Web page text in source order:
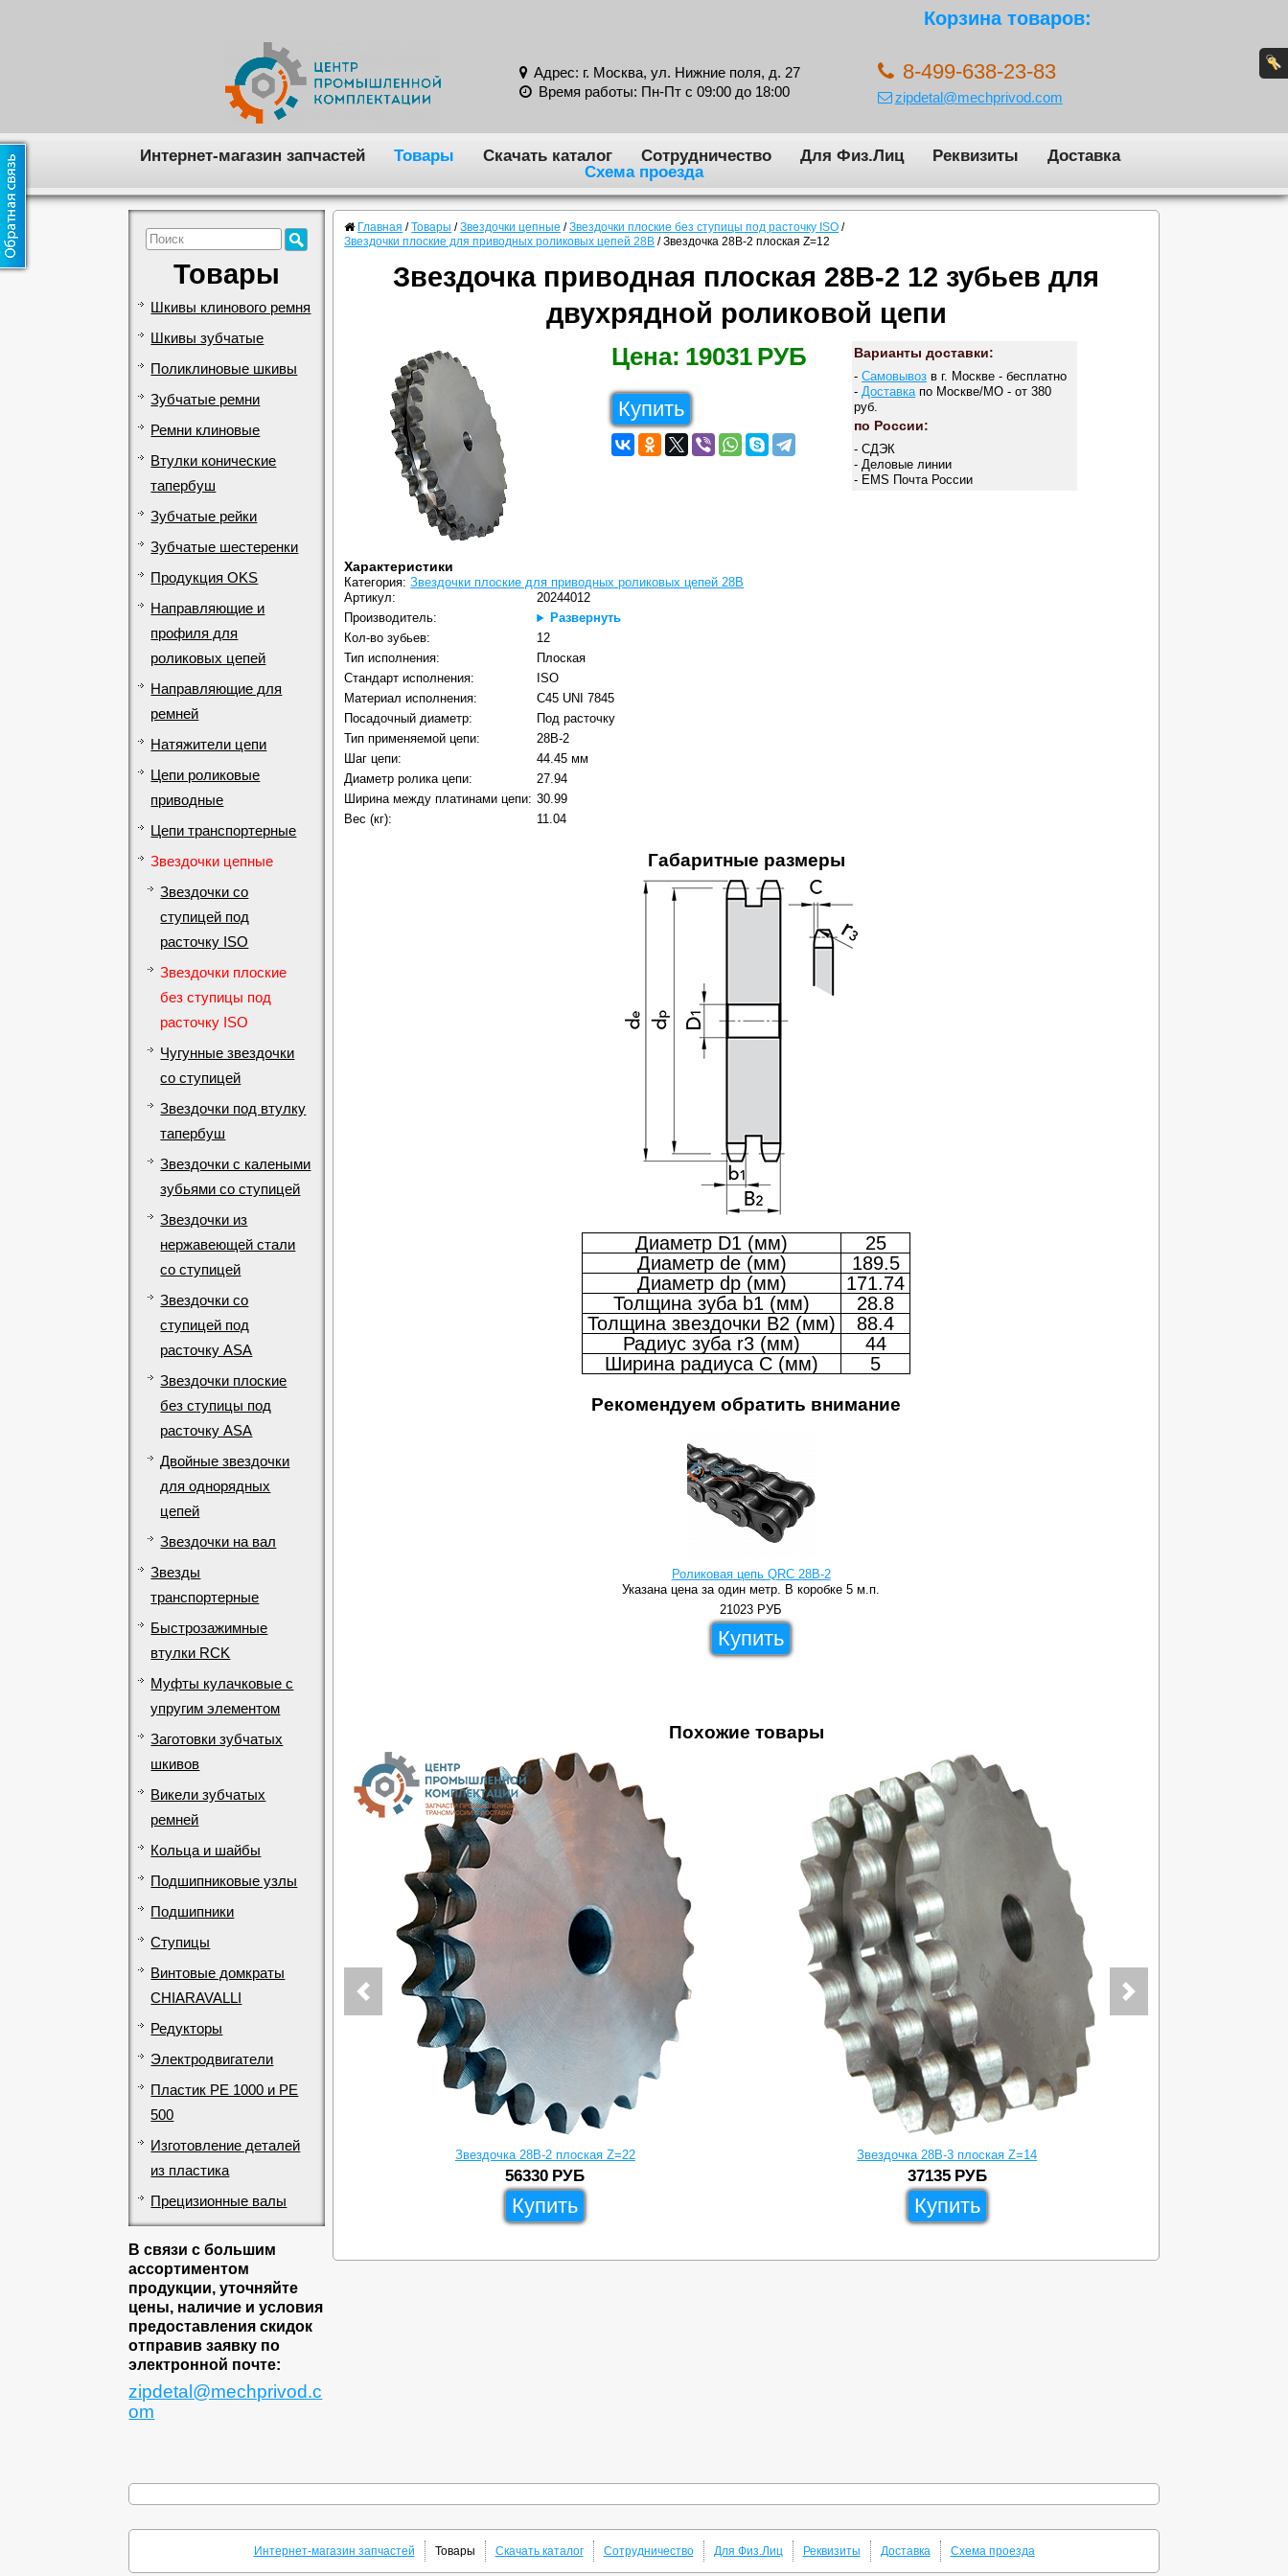
Корзина товаров:
Адрес: г. Москва, ул. Нижние поля, д. 27
Время работы: Пн-Пт с 09:00 до 18:00
8-499-638-23-83
zipdetal@mechprivod.com
Интернет-магазин запчастей Товары Скачать каталог Сотрудничество Для Физ.Лиц Реквизиты
Доставка
Схема проезда
Товары
Шкивы клинового ремня
Шкивы зубчатые
Поликлиновые шкивы
Зубчатые ремни
Ремни клиновые
Втулки конические
тапербуш
Зубчатые рейки
Зубчатые шестеренки
Продукция OKS
Направляющие и
профиля для
роликовых цепей
Направляющие для
ремней
Натяжители цепи
Цепи роликовые
приводные
Цепи транспортерные
Звездочки цепные
Звездочки со
ступицей под
расточку ISO
Звездочки плоские
без ступицы под
расточку ISO
Чугунные звездочки
со ступицей
Звездочки под втулку
тапербуш
Звездочки с калеными
зубьями со ступицей
Звездочки из
нержавеющей стали
со ступицей
Звездочки со
ступицей под
расточку ASA
Звездочки плоские
без ступицы под
расточку ASA
Двойные звездочки
для однорядных
цепей
Звездочки на вал
Звезды
транспортерные
Быстрозажимные
втулки RCK
Муфты кулачковые с
упругим элементом
Заготовки зубчатых
шкивов
Викели зубчатых
ремней
Кольца и шайбы
Подшипниковые узлы
Подшипники
Ступицы
Винтовые домкраты
CHIARAVALLI
Редукторы
Электродвигатели
Пластик PE 1000 и PE
500
Изготовление деталей
из пластика
Прецизионные валы
В связи с большим
ассортиментом
продукции, уточняйте
цены, наличие и условия
предоставления скидок
отправив заявку по
электронной почте:
zipdetal@mechprivod.c
om
Главная / Товары / Звездочки цепные / Звездочки плоские без ступицы под расточку ISO /
Звездочки плоские для приводных роликовых цепей 28B / Звездочка 28B-2 плоская Z=12
Звездочка приводная плоская 28B-2 12 зубьев для
двухрядной роликовой цепи
Цена: 19031 РУБ
Купить
Варианты доставки:
-Самовывоз в г. Москве - бесплатно
- Доставка по Москве/МО - от 380
руб.
по России:
- СДЭК
- Деловые линии
- EMS Почта России
Характеристики
Категория:Звездочки плоские для приводных роликовых цепей 28B
Артикул:
20244012
Производитель:
Развернуть
Кол-во зубьев:
12
Тип исполнения:
Плоская
Стандарт исполнения:
ISO
Материал исполнения:
C45 UNI 7845
Посадочный диаметр:
Под расточку
Тип применяемой цепи:
28B-2
Шаг цепи:
44.45 мм
Диаметр ролика цепи:
27.94
Ширина между платинами цепи: 30.99
Вес (кг):
11.04
Габаритные размеры
Диаметр D1 (мм)
25
Диаметр de (мм)
189.5
Диаметр dp (мм)
171.74
Толщина зуба b1 (мм)
28.8
Толщина звездочки B2 (мм)
88.4
Радиус зуба r3 (мм)
44
Ширина радиуса C (мм)
5
Рекомендуем обратить внимание
Роликовая цепь QRC 28B-2
Указана цена за один метр. В коробке 5 м.п.
21023 РУБ
Купить
Похожие товары
Звездочка 28B-2 плоская Z=22
56330 РУБ
Купить
Звездочка 28B-3 плоская Z=14
37135 РУБ
Купить
Интернет-магазин запчастей Товары Скачать каталог Сотрудничество Для Физ.Лиц Реквизиты Доставка Схема проезда